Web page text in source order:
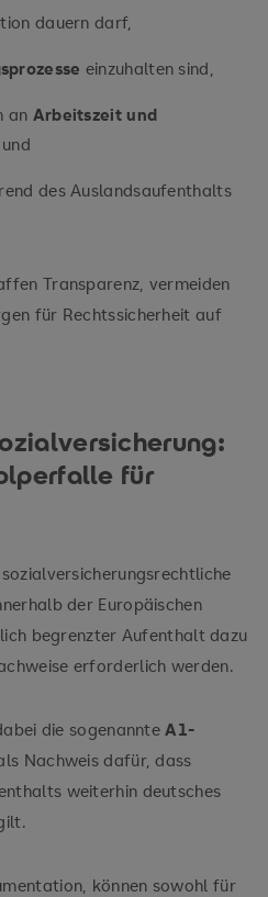
dauern darf,
einzuhalten sind,
an Arbeitszeit und
des Auslandsaufenthalts
Transparenz, vermeiden
für Rechtssicherheit auf
für
der Europäischen
begrenzter Aufenthalt dazu
erforderlich werden.
die sogenannte A1-
Nachweis dafür, dass
weiterhin deutsches
können sowohl für